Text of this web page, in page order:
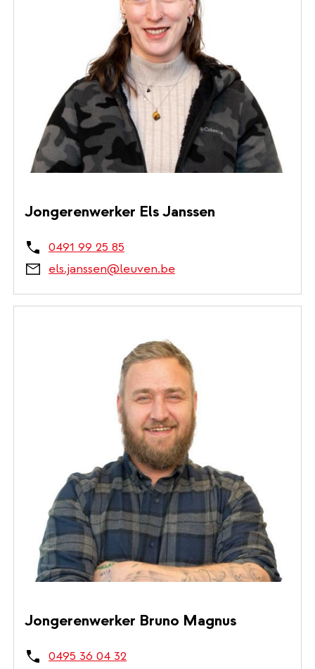
Jongerenwerker Els Janssen
0491 99 25 85
els.janssen@leuven.be
Jongerenwerker Bruno Magnus
0495 36 04 32